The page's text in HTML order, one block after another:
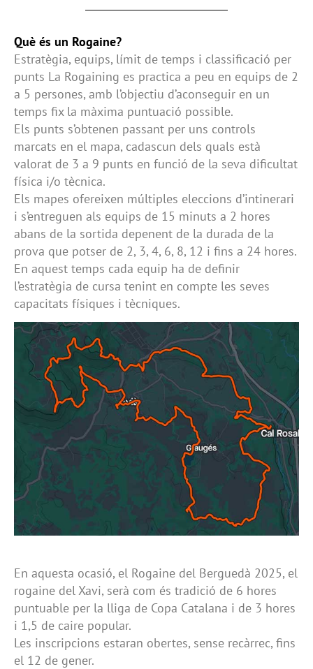
Què és un Rogaine?
Estratègia, equips, límit de temps i classiﬁcació per
punts La Rogaining es practica a peu en equips de 2
a 5 persones, amb l’objectiu d’aconseguir en un
temps ﬁx la màxima puntuació possible.
Els punts s’obtenen passant per uns controls
marcats en el mapa, cadascun dels quals està
valorat de 3 a 9 punts en funció de la seva diﬁcultat
física i/o tècnica.
Els mapes ofereixen múltiples eleccions d’intinerari
i s’entreguen als equips de 15 minuts a 2 hores
abans de la sortida depenent de la durada de la
prova que potser de 2, 3, 4, 6, 8, 12 i ﬁns a 24 hores.
En aquest temps cada equip ha de deﬁnir
l’estratègia de cursa tenint en compte les seves
capacitats físiques i tècniques.
En aquesta ocasió, el Rogaine del Berguedà 2025, el
rogaine del Xavi, serà com és tradició de 6 hores
puntuable per la lliga de Copa Catalana i de 3 hores
i 1,5 de caire popular.
Les inscripcions estaran obertes, sense recàrrec, ﬁns
el 12 de gener.